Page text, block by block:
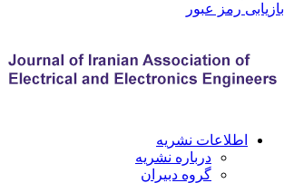
رمز عبور
اطلاعات نشریه
درباره نشریه
گروه دبیران